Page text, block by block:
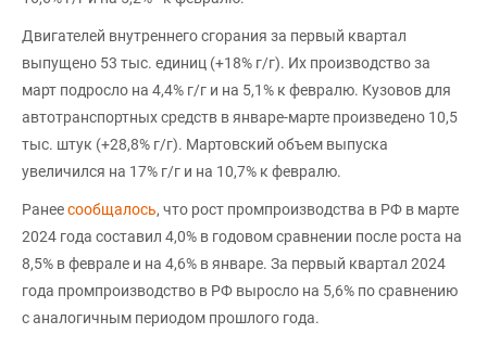
Двигателей внутреннего сгорания за первый квартал
выпущено 53 тыс. единиц (+18% г/г). Их производство за
март подросло на 4,4% г/г и на 5,1% к февралю. Кузовов для
автотранспортных средств в январе-марте произведено 10,5
тыс. штук (+28,8% г/г). Мартовский объем выпуска
увеличился на 17% г/г и на 10,7% к февралю.
Ранеесообщалось, что рост промпроизводства в РФ в марте
2024 года составил 4,0% в годовом сравнении после роста на
8,5% в феврале и на 4,6% в январе. За первый квартал 2024
года промпроизводство в РФ выросло на 5,6% по сравнению
с аналогичным периодом прошлого года.